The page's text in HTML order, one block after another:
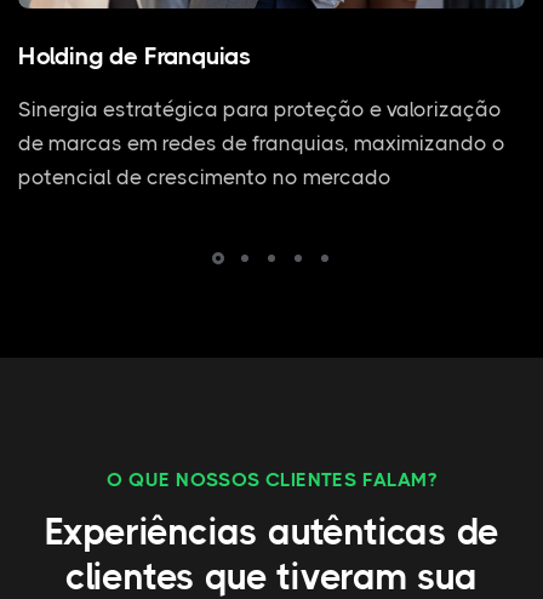
Holding de Franquias
Sinergia estratégica para proteção e valorização
de marcas em redes de franquias, maximizando o
potencial de crescimento no mercado
O QUE NOSSOS CLIENTES FALAM?
Experiências autênticas de
clientes que tiveram sua